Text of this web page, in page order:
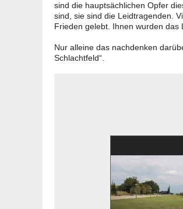
sind die hauptsächlichen Opfer
sind, sie sind die Leidtragenden.
Frieden gelebt. Ihnen wurden das
Nur alleine das nachdenken
Schlachtfeld“.